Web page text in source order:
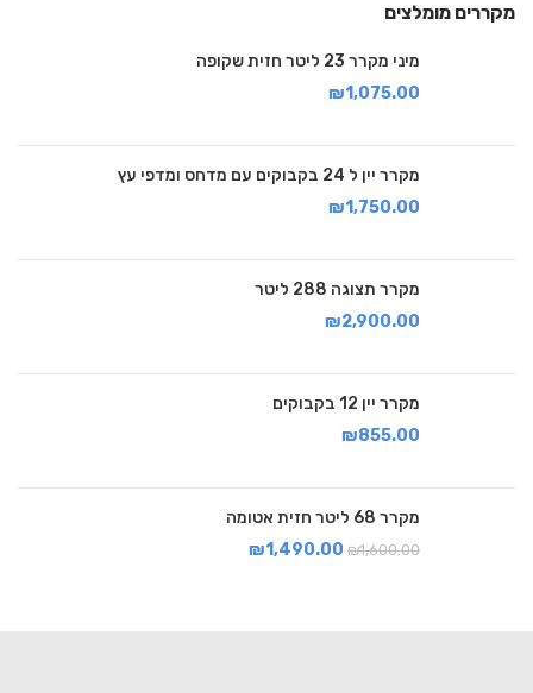
מקררים מומלצים
מיני מקרר 23 ליטר חזית שקופה
₪1,075.00
מקרר יין ל 24 בקבוקים עם מדחס ומדפי עץ
₪1,750.00
מקרר תצוגה 288 ליטר
₪2,900.00
מקרר יין 12 בקבוקים
₪855.00
מקרר 68 ליטר חזית אטומה
₪1,600.00
₪1,490.00